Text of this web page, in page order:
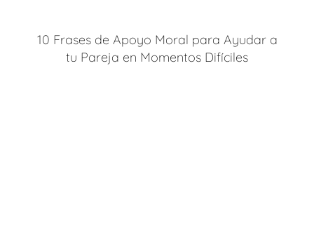
10 Frases de Apoyo Moral para Ayudar a
tu Pareja en Momentos Difíciles